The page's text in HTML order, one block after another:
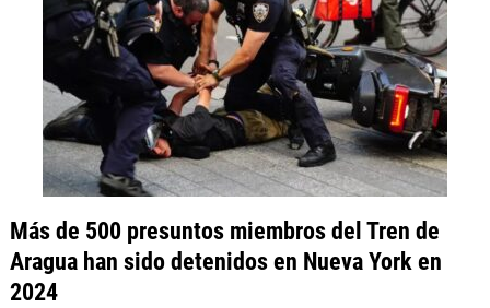
Más de 500 presuntos miembros del Tren de
Aragua han sido detenidos en Nueva York en
2024